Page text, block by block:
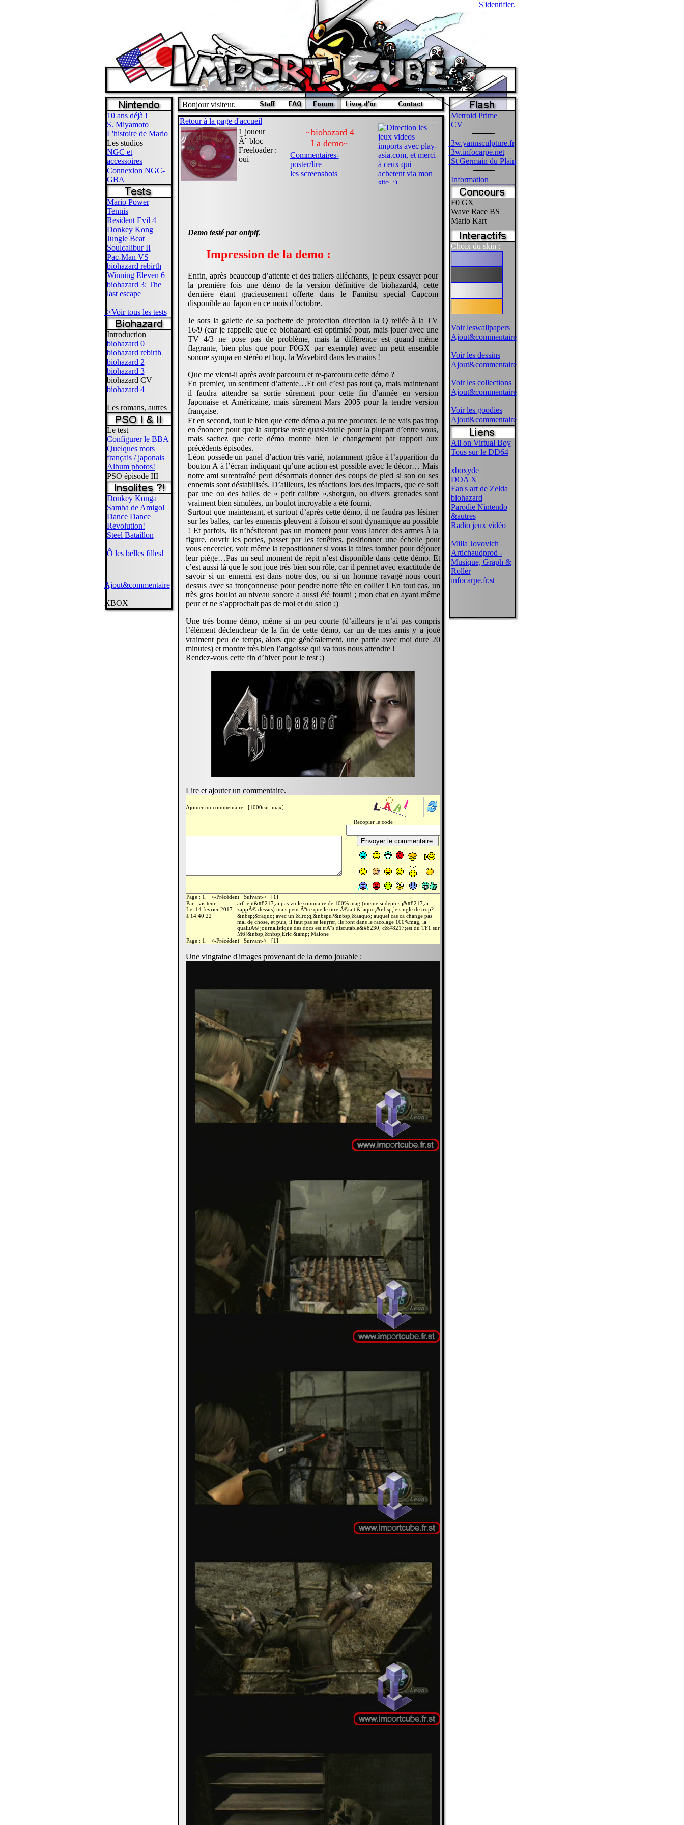
S'identifier.
10 ans déjà !
S. Miyamoto
L'histoire de Mario
Les studios
NGC et
accessoires
Connexion NGC-
GBA
Mario Power
Tennis
Resident Evil 4
Donkey Kong
Jungle Beat
Soulcalibur II
Pac-Man VS
biohazard rebirth
Winning Eleven 6
biohazard 3: The
last escape
->Voir tous les tests
Introduction
biohazard 0
biohazard rebirth
biohazard 2
biohazard 3
biohazard CV
biohazard 4
Les romans, autres
Le test
Configurer le BBA
Quelques mots
français / japonais
Album photos!
PSO épisode III
Donkey Konga
Samba de Amigo!
Dance Dance
Revolution!
Steel Bataillon
Ô les belles filles!
Ajout&commentaire
XBOX
Bonjour visiteur.
Retour à la page d'accueil
1 joueur
Ã˜ bloc
Freeloader :
oui
~biohazard 4
La demo~
Commentaires-
poster/lire
les screenshots
Demo testé par onipif.
Impression de la demo :
Enfin, après beaucoup d’attente et des trailers alléchants, je peux essayer pour
la première fois une démo de la version définitive de biohazard4, cette
dernière étant gracieusement offerte dans le Famitsu special Capcom
disponible au Japon en ce mois d’octobre.
Je sors la galette de sa pochette de protection direction la Q reliée à la TV
16/9 (car je rappelle que ce biohazard est optimisé pour, mais jouer avec une
TV 4/3 ne pose pas de problème, mais la différence est quand même
flagrante, bien plus que pour F0GX par exemple) avec un petit ensemble
sonore sympa en stéréo et hop, la Wavebird dans les mains !
Que me vient-il après avoir parcouru et re-parcouru cette démo ?
En premier, un sentiment d’attente…Et oui c’est pas tout ça, mais maintenant
il faudra attendre sa sortie sûrement pour cette fin d’année en version
Japonaise et Américaine, mais sûrement Mars 2005 pour la tendre version
française.
Et en second, tout le bien que cette démo a pu me procurer. Je ne vais pas trop
en énoncer pour que la surprise reste quasi-totale pour la plupart d’entre vous,
mais sachez que cette démo montre bien le changement par rapport aux
précédents épisodes.
Léon possède un panel d’action très varié, notamment grâce à l’apparition du
bouton A à l’écran indiquant qu’une action est possible avec le décor… Mais
notre ami surentraîné peut désormais donner des coups de pied si son ou ses
ennemis sont déstabilisés. D’ailleurs, les réactions lors des impacts, que ce soit
par une ou des balles de « petit calibre »,shotgun, ou divers grenades sont
vraiment bien simulées, un boulot incroyable a été fourni.
Surtout que maintenant, et surtout d’après cette démo, il ne faudra pas lésiner
sur les balles, car les ennemis pleuvent à foison et sont dynamique au possible
! Et parfois, ils n’hésiteront pas un moment pour vous lancer des armes à la
figure, ouvrir les portes, passer par les fenêtres, positionner une échelle pour
vous encercler, voir même la repositionner si vous la faites tomber pour déjouer
leur piège…Pas un seul moment de répit n’est disponible dans cette démo. Et
c’est aussi là que le son joue très bien son rôle, car il permet avec exactitude de
savoir si un ennemi est dans notre dos, ou si un homme ravagé nous court
dessus avec sa tronçonneuse pour pendre notre tête en collier ! En tout cas, un
très gros boulot au niveau sonore a aussi été fourni ; mon chat en ayant même
peur et ne s’approchait pas de moi et du salon ;)
Une très bonne démo, même si un peu courte (d’ailleurs je n’ai pas compris
l’élément déclencheur de la fin de cette démo, car un de mes amis y a joué
vraiment peu de temps, alors que généralement, une partie avec moi dure 20
minutes) et montre très bien l’angoisse qui va tous nous attendre !
Rendez-vous cette fin d’hiver pour le test ;)
Lire et ajouter un commentaire.
Ajouter un commentaire : [1000car. max]
Recopier le code :
Page : 1. <-Précédent Suivant-> [1]
Par : visiteur
Le :14 fevrier 2017
à 14:40:22
arf je n&#8217;ai pas vu le sommaire de 100% mag (meme si depuis j&#8217;ai
zappÃ© dessus) mais peut Ãªtre que le titre Ã©tait &laquo;&nbsp;le single de trop?
&nbsp;&raquo; avec un &lro;q;&nbspu?&nbsp;&aaquo; auquel cas ca change pas
mal de chose, et puis, il faut pas se leurrer, ils font dans le racolage 100%mag, la
qualitÃ© journalistique des docs est trÃ¨s discutable&#8230; c&#8217;est du TF1 sur
M6!&nbsp;&nbsp;Eric &amp; Malone
Page : 1. <-Précédent Suivant-> [1]
Une vingtaine d'images provenant de la demo jouable :
Metroid Prime
CV
3w.yannsculpture.fr
3w.infocarpe.net
St Germain du Plain
Information
F0 GX
Wave Race BS
Mario Kart
Choix du skin :
Voir leswallpapers
Ajout&commentaire
Voir les dessins
Ajout&commentaire
Voir les collections
Ajout&commentaire
Voir les goodies
Ajout&commentaire
All on Virtual Boy
Tous sur le DD64
xboxyde
DOA X
Fan's art de Zelda
biohazard
Parodie Nintendo
&autres
Radio jeux vidéo
Milla Jovovich
Artichaudprod -
Musique, Graph &
Roller
infocarpe.fr.st